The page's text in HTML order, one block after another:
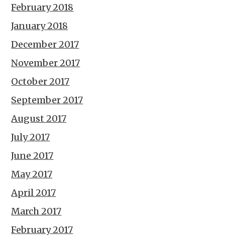
February 2018
January 2018
December 2017
November 2017
October 2017
September 2017
August 2017
July 2017
June 2017
May 2017
April 2017
March 2017
February 2017